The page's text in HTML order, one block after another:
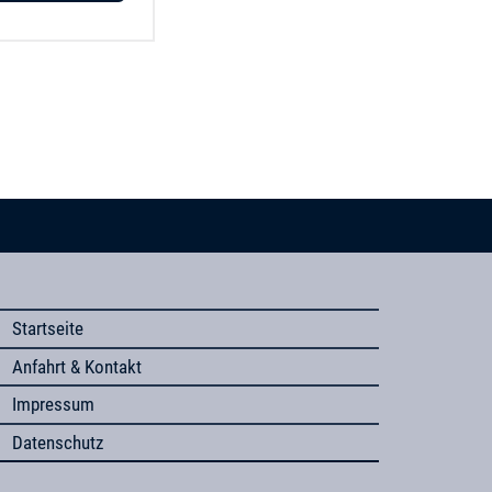
Startseite
Anfahrt & Kontakt
Impressum
Datenschutz